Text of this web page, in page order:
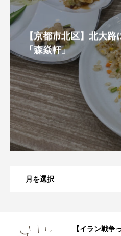
【京都市北区】北大
「森焱軒」
月を選択
【イラン戦争